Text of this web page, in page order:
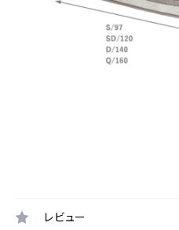
レビュー